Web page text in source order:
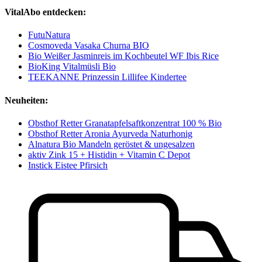
VitalAbo entdecken:
FutuNatura
Cosmoveda Vasaka Churna BIO
Bio Weißer Jasminreis im Kochbeutel WF Ibis Rice
BioKing Vitalmüsli Bio
TEEKANNE Prinzessin Lillifee Kindertee
Neuheiten:
Obsthof Retter Granatapfelsaftkonzentrat 100 % Bio
Obsthof Retter Aronia Ayurveda Naturhonig
Alnatura Bio Mandeln geröstet & ungesalzen
aktiv Zink 15 + Histidin + Vitamin C Depot
Instick Eistee Pfirsich